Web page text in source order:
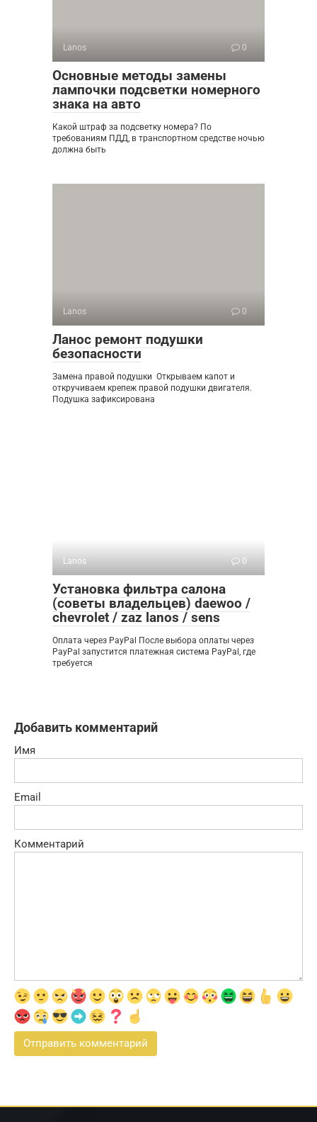
Lanos 0
Основные методы замены
лампочки подсветки номерного
знака на авто
Какой штраф за подсветку номера? По
требованиям ПДД, в транспортном средстве ночью
должна быть
Lanos 0
Ланос ремонт подушки
безопасности
Замена правой подушки ​ Открываем капот и
откручиваем крепеж правой подушки двигателя.
Подушка зафиксирована
Lanos 0
Установка фильтра салона
(советы владельцев) daewoo /
chevrolet / zaz lanos / sens
Оплата через PayPal После выбора оплаты через
PayPal запустится платежная система PayPal, где
требуется
Добавить комментарий
Имя
Email
Комментарий